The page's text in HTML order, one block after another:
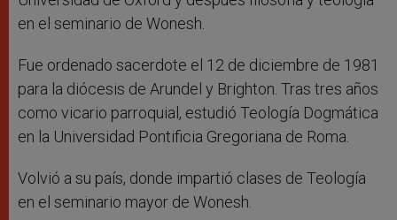
en el seminario de Wonesh.
Fue ordenado sacerdote el 12 de diciembre de 1981
para la diócesis de Arundel y Brighton. Tras tres años
como vicario parroquial, estudió Teología Dogmática
en la Universidad Pontificia Gregoriana de Roma.
Volvió a su país, donde impartió clases de Teología
en el seminario mayor de Wonesh.